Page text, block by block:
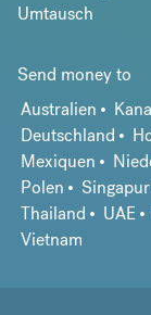
Umtausch
Send money to
Australien
Deutschland
Mexiquen
Polen
Singapur
Thailand
UAE
Vietnam